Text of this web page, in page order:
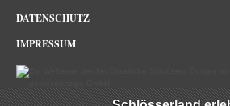
DATENSCHUTZ
IMPRESSUM